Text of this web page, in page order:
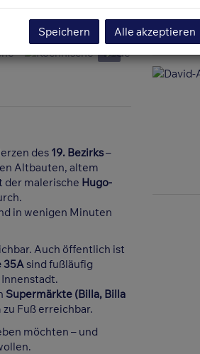
des 19. Bezirks–
Altbauten, altem
der malerische Hugo-
in wenigen Minuten
Auch öffentlich ist
35Asind fußläufig
Supermärkte (Billa, Billa
Fuß erreichbar.
möchten – und
Speichern Alle akzeptieren